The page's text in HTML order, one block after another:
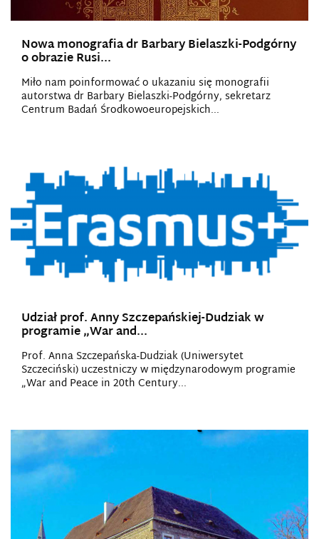
Nowa monografia dr Barbary Bielaszki-Podgórny
o obrazie Rusi...
Miło nam poinformować o ukazaniu się monografii
autorstwa dr Barbary Bielaszki-Podgórny, sekretarz
Centrum Badań Środkowoeuropejskich...
Udział prof. Anny Szczepańskiej-Dudziak w
programie „War and...
Prof. Anna Szczepańska-Dudziak (Uniwersytet
Szczeciński) uczestniczy w międzynarodowym programie
„War and Peace in 20th Century...